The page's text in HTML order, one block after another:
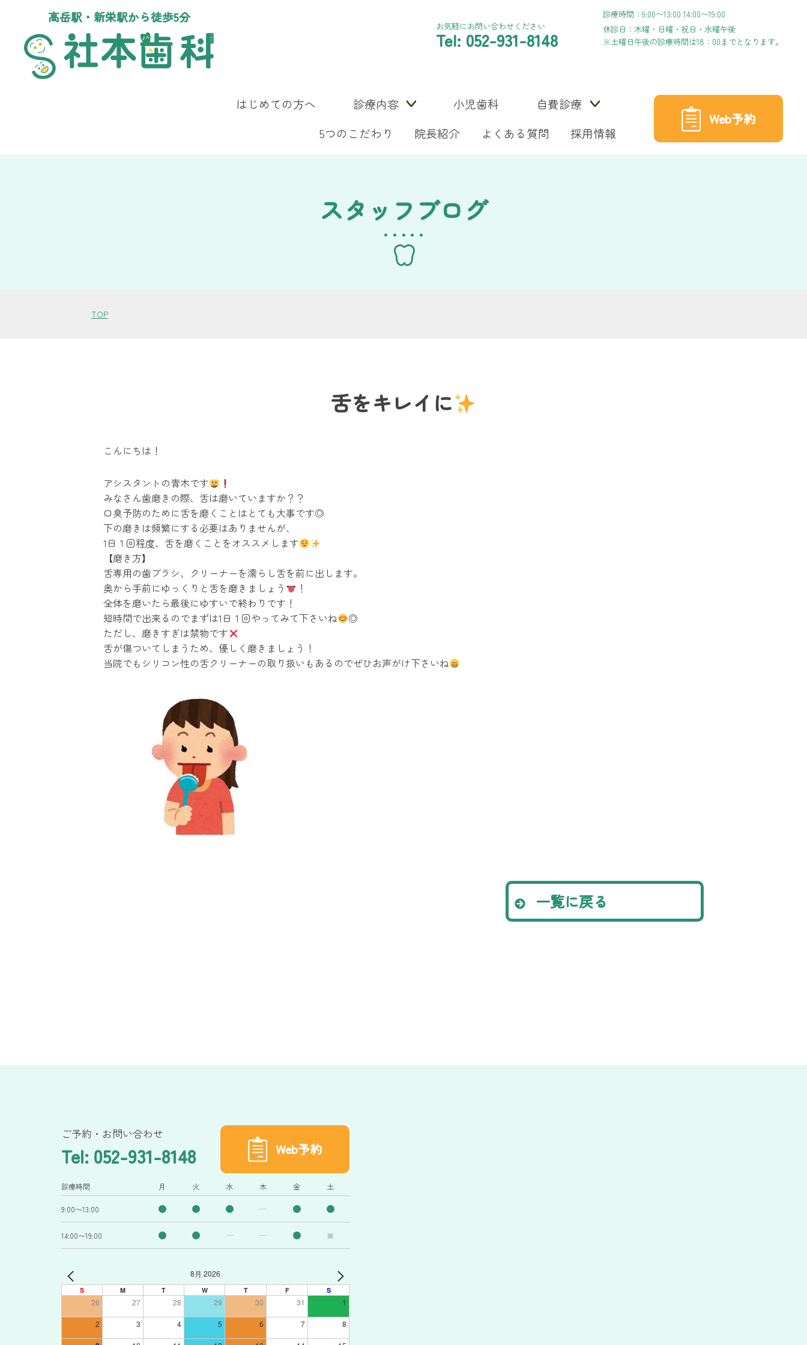
高岳駅・新栄駅から徒歩5分
お気軽にお問い合わせください
Tel: 052-931-8148
診療時間：9:00〜13:00 14:00〜19:00
休診日：木曜・日曜・祝日・水曜午後
※土曜日午後の診療時間は18：00までとなります。
Web予約
はじめての方へ 診療内容 小児歯科
自費診療
5つのこだわり
院長紹介 よくある質問 採用情報
スタッフブログ
TOP
舌をキレイに
こんにちは！
アシスタントの青木です
みなさん歯磨きの際、舌は磨いていますか？？
口臭予防のために舌を磨くことはとても大事です◎
下の磨きは頻繁にする必要はありませんが、
1日１回程度、舌を磨くことをオススメします
【磨き方】
舌専用の歯ブラシ、クリーナーを濡らし舌を前に出します。
奥から手前にゆっくりと舌を磨きましょう
！
全体を磨いたら最後にゆすいで終わりです！
短時間で出来るのでまずは1日１回やってみて下さいね
◎
ただし、磨きすぎは禁物です
舌が傷ついてしまうため、優しく磨きましょう！
当院でもシリコン性の舌クリーナーの取り扱いもあるのでぜひお声がけ下さいね
一覧に戻る
ご予約・お問い合わせ
Tel: 052-931-8148 Web予約
診療時間 月 火 水 木 金 土
9:00〜13:00
14:00〜19:00 ※
8月 2026
S M T W T F S
26 27 28 29 30 31 1
2 3 4 5 6 7 8